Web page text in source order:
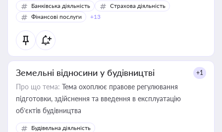
Банківська діяльність
Страхова діяльність
Фінансові послуги
+13
Земельні відносини у будівництві +1
Про що тема: Тема охоплює правове регулювання
підготовки, здійснення та введення в експлуатацію
об’єктів будівництва
Будівельна діяльність